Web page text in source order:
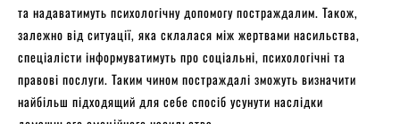
та надаватимуть психологічну допомогу постраждалим. Також,
залежно від ситуації, яка склалася між жертвами насильства,
спеціалісти інформуватимуть про соціальні, психологічні та
правові послуги. Таким чином постраждалі зможуть визначити
найбільш підходящий для себе спосіб усунути наслідки